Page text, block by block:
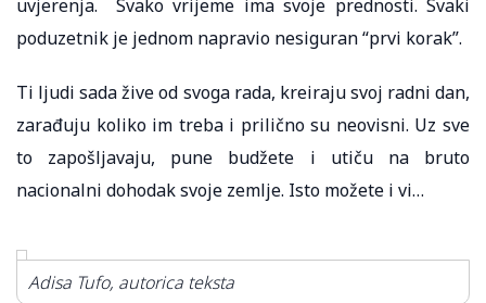
uvjerenja. Svako vrijeme ima svoje prednosti. Svaki
poduzetnik je jednom napravio nesiguran “prvi korak”.
Ti ljudi sada žive od svoga rada, kreiraju svoj radni dan,
zarađuju koliko im treba i prilično su neovisni. Uz sve
to zapošljavaju, pune budžete i utiču na bruto
nacionalni dohodak svoje zemlje. Isto možete i vi…
Adisa Tufo, autorica teksta